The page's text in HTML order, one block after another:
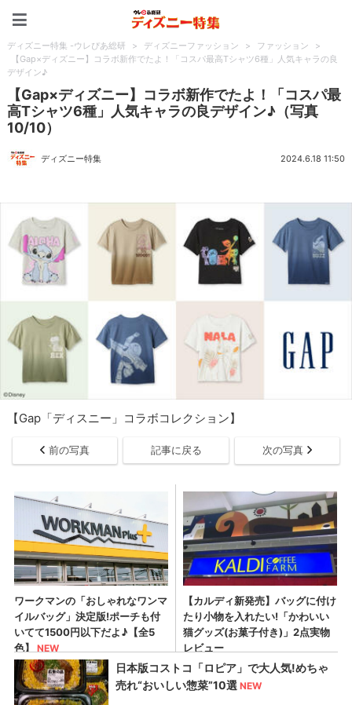
ディズニー特集 -ウレぴあ総研 > ディズニーファッション > ファッション
>
【Gap×ディズニー】コラボ新作でたよ！「コスパ最高Tシャツ6種」人気キャラの良
デザイン♪
【Gap×ディズニー】コラボ新作でたよ！「コスパ最
高Tシャツ6種」人気キャラの良デザイン♪（写真
10/10）
ディズニー特集 2024.6.18 11:50
【Gap「ディスニー」コラボコレクション】
前の写真 記事に戻る 次の写真